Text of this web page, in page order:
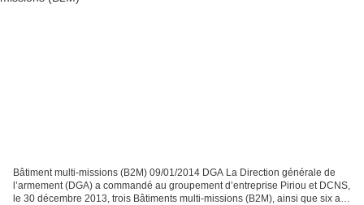
Bâtiment multi-missions (B2M) 09/01/2014 DGA La Direction générale de
l’armement (DGA) a commandé au groupement d’entreprise Piriou et DCNS,
le 30 décembre 2013, trois Bâtiments multi-missions (B2M), ainsi que six ans